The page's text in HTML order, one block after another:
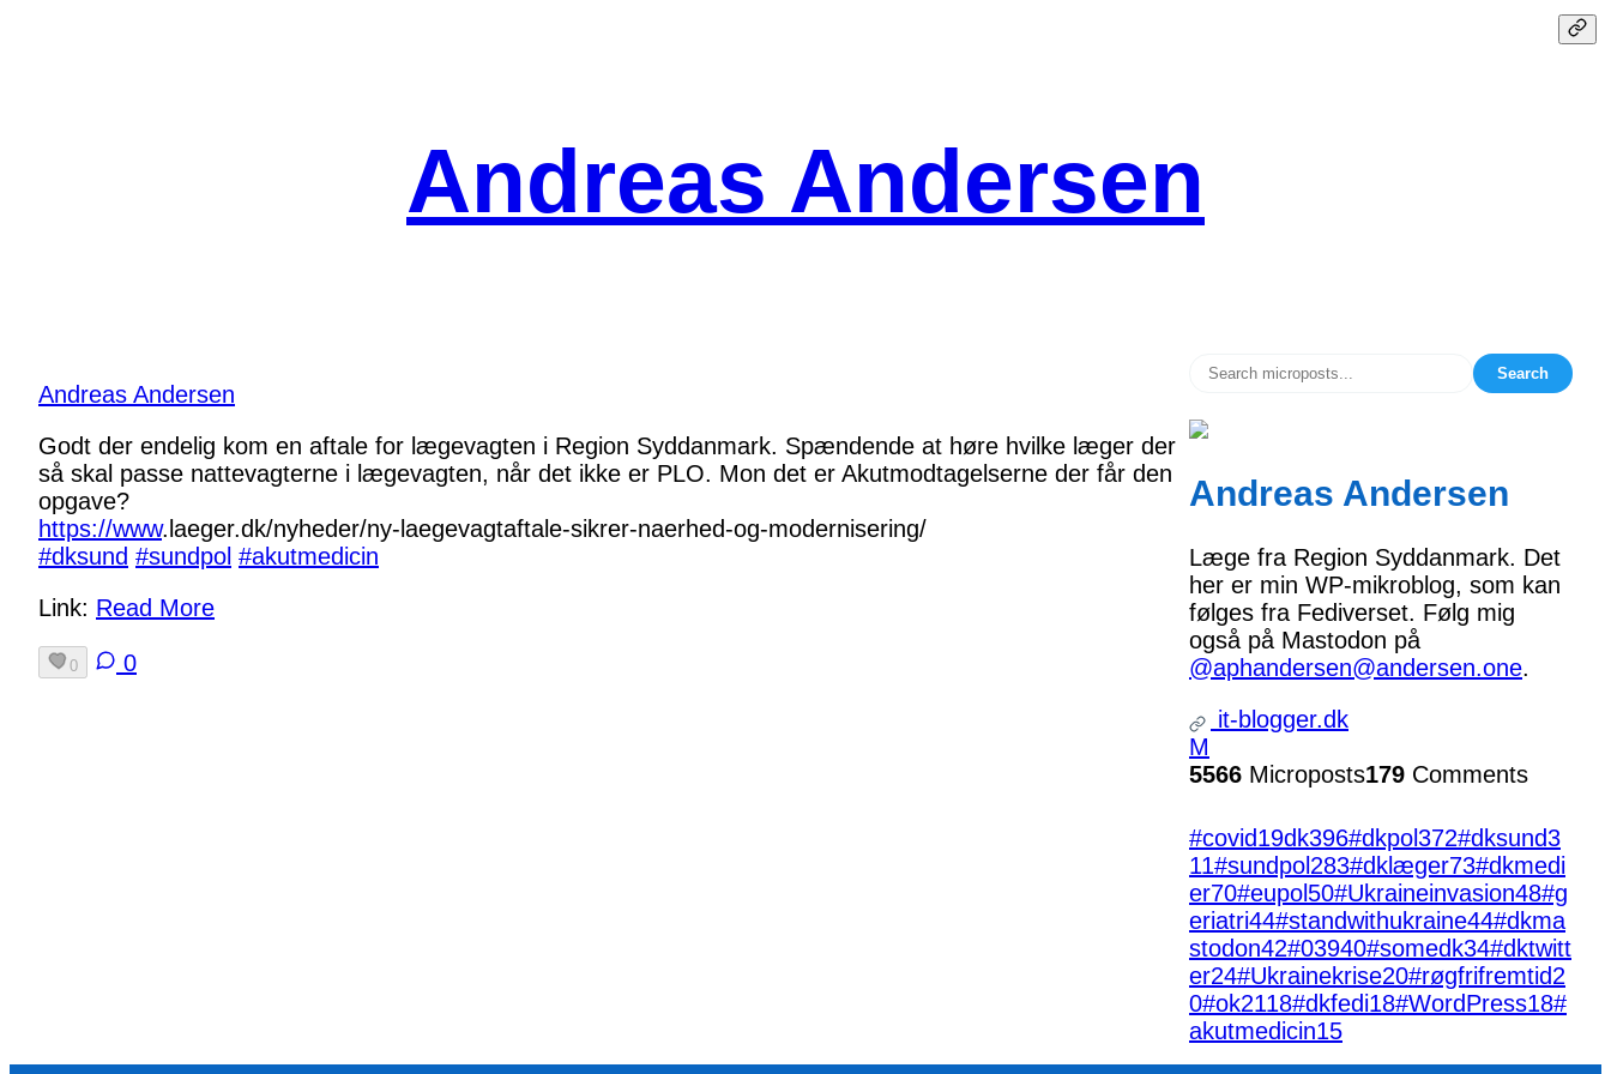
Andreas Andersen
Andreas Andersen
Godt der endelig kom en aftale for lægevagten i Region Syddanmark. Spændende at høre hvilke læger der
så skal passe nattevagterne i lægevagten, når det ikke er PLO. Mon det er Akutmodtagelserne der får den
opgave?
https://www.laeger.dk/nyheder/ny-laegevagtaftale-sikrer-naerhed-og-modernisering/
#dksund #sundpol #akutmedicin
Link: Read More
0 0
Search
Andreas Andersen
Læge fra Region Syddanmark. Det
her er min WP-mikroblog, som kan
følges fra Fediverset. Følg mig
også på Mastodon på
@aphandersen@andersen.one.
it-blogger.dk
M
5566 Microposts179 Comments
#covid19dk396#dkpol372#dksund3
11#sundpol 283#dklæger73#dkmedi
er70#eupol 50#Ukraineinvasion48#g
eriatri44#standwithukraine44#dkma
stodon42#03940#somedk34#dktwitt
er24#Ukrainekrise20#røgfrifremtid2
0#ok2118#dkfedi18#WordPress18#
akutmedicin15